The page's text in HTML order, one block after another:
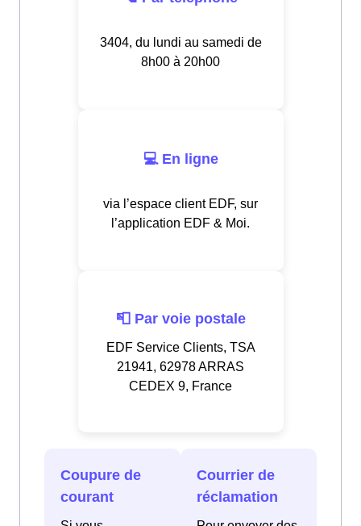
3404, du lundi au samedi de
8h00 à 20h00
💻 En ligne
via l’espace client EDF, sur
l’application EDF & Moi.
📮 Par voie postale
EDF Service Clients, TSA
21941, 62978 ARRAS
CEDEX 9, France
Coupure de
courant
Courrier de
réclamation